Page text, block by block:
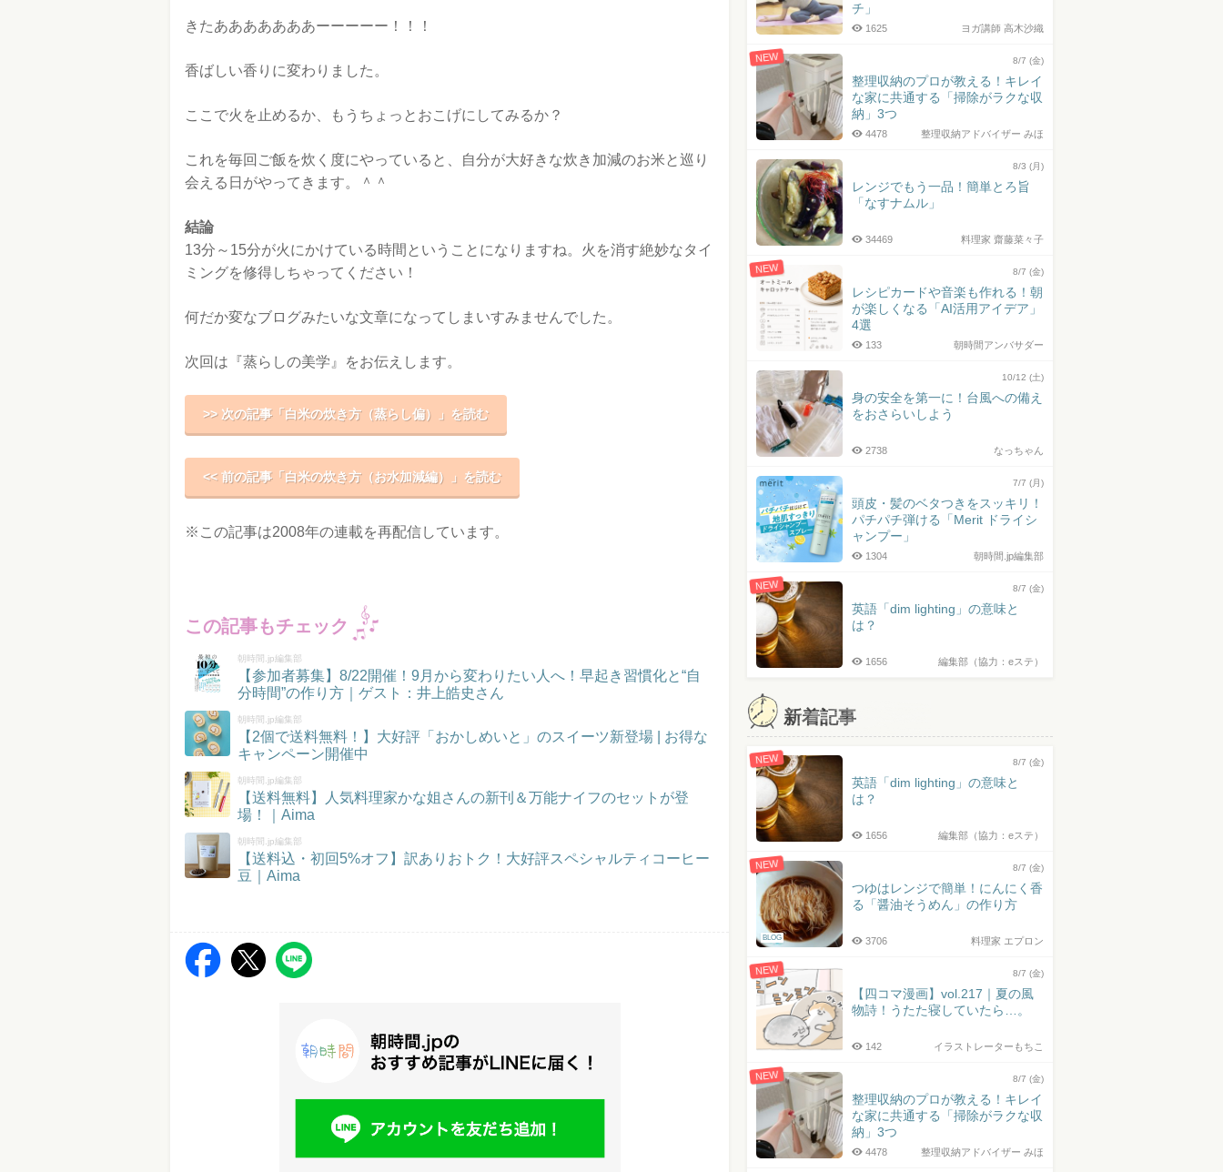
きたあああああああーーーーー！！！
香ばしい香りに変わりました。
ここで火を止めるか、もうちょっとおこげにしてみるか？
これを毎回ご飯を炊く度にやっていると、自分が大好きな炊き加減のお米と巡り
会える日がやってきます。＾＾
結論
13分～15分が火にかけている時間ということになりますね。火を消す絶妙なタイ
ミングを修得しちゃってください！
何だか変なブログみたいな文章になってしまいすみませんでした。
次回は『蒸らしの美学』をお伝えします。
>> 次の記事「白米の炊き方（蒸らし偏）」を読む
<< 前の記事「白米の炊き方（お水加減編）」を読む
※この記事は2008年の連載を再配信しています。
この記事もチェック
朝時間.jp編集部
【参加者募集】8/22開催！9月から変わりたい人へ！早起き習慣化と“自
分時間”の作り方｜ゲスト：井上皓史さん
朝時間.jp編集部
【2個で送料無料！】大好評「おかしめいと」のスイーツ新登場 | お得な
キャンペーン開催中
朝時間.jp編集部
【送料無料】人気料理家かな姐さんの新刊＆万能ナイフのセットが登
場！｜Aima
朝時間.jp編集部
【送料込・初回5%オフ】訳ありおトク！大好評スペシャルティコーヒー
豆｜Aima
チ」
ヨガ講師 高木沙織
1625
NEW 8/7 (金)
整理収納のプロが教える！キレイ
な家に共通する「掃除がラクな収
納」3つ
整理収納アドバイザー みほ
4478
8/3 (月)
レンジでもう一品！簡単とろ旨
「なすナムル」
料理家 齋藤菜々子
34469
NEW 8/7 (金)
レシピカードや音楽も作れる！朝
が楽しくなる「AI活用アイデア」
4選
朝時間アンバサダー
133
10/12 (土)
身の安全を第一に！台風への備え
をおさらいしよう
なっちゃん
2738
7/7 (月)
頭皮・髪のベタつきをスッキリ！
パチパチ弾ける「Merit ドライシ
ャンプー」
朝時間.jp編集部
1304
NEW 8/7 (金)
英語「dim lighting」の意味と
は？
編集部（協力：eステ）
1656
新着記事
NEW 8/7 (金)
英語「dim lighting」の意味と
は？
編集部（協力：eステ）
1656
NEW
BLOG
8/7 (金)
つゆはレンジで簡単！にんにく香
る「醤油そうめん」の作り方
料理家 エプロン
3706
NEW 8/7 (金)
【四コマ漫画】vol.217｜夏の風
物詩！うたた寝していたら…。
イラストレーターもちこ
142
NEW 8/7 (金)
整理収納のプロが教える！キレイ
な家に共通する「掃除がラクな収
納」3つ
整理収納アドバイザー みほ
4478